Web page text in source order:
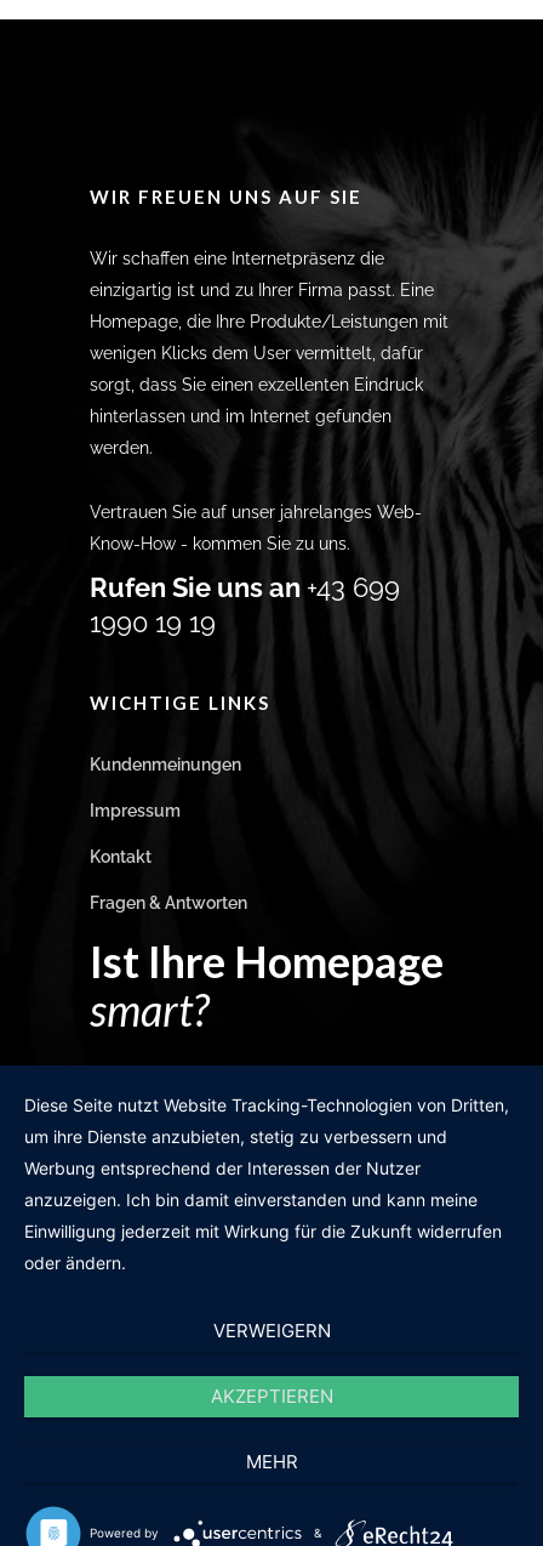
WIR FREUEN UNS AUF SIE
Wir schaffen eine Internetpräsenz die
einzigartig ist und zu Ihrer Firma passt. Eine
Homepage, die Ihre Produkte/Leistungen mit
wenigen Klicks dem User vermittelt, dafür
sorgt, dass Sie einen exzellenten Eindruck
hinterlassen und im Internet gefunden
werden.
Vertrauen Sie auf unser jahrelanges Web-
Know-How - kommen Sie zu uns.
Rufen Sie uns an +43 699
1990 19 19
WICHTIGE LINKS
Kundenmeinungen
Impressum
Kontakt
Fragen & Antworten
Ist Ihre Homepage
smart?
GRATIS WEBSITE-CHECK
des19n.at|iwant@des19n.at
Wels – zu Hause im Netz.
Diese Seite nutzt Website Tracking-Technologien von Dritten,
um ihre Dienste anzubieten, stetig zu verbessern und
Werbung entsprechend der Interessen der Nutzer
anzuzeigen. Ich bin damit einverstanden und kann meine
Einwilligung jederzeit mit Wirkung für die Zukunft widerrufen
oder ändern.
VERWEIGERN
AKZEPTIEREN
MEHR
Powered by &